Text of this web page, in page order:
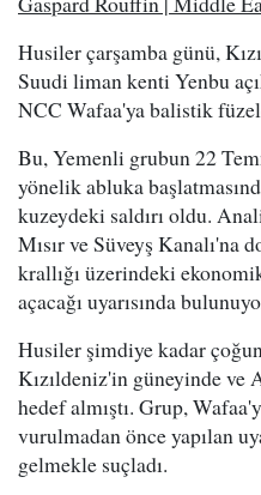
Husiler çarşamba günü,
Suudi liman kenti Yenbu
NCC Wafaa'ya balistik
Bu, Yemenli grubun 22
yönelik abluka
kuzeydeki saldırı oldu.
Mısır ve Süveyş Kanalı'na
krallığı üzerindeki
açacağı uyarısında
Husiler şimdiye kadar
Kızıldeniz'in güneyinde
hedef almıştı. Grup,
vurulmadan önce yapılan
gelmekle suçladı.